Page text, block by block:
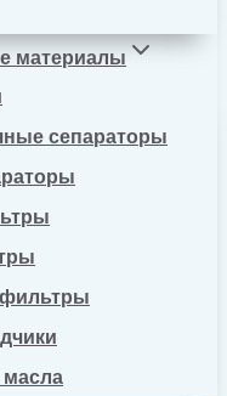
материалы
сепараторы